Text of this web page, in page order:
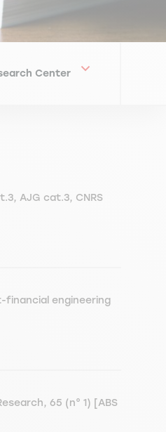
AJG cat.3, CNRS
financial engineering
65 (n° 1) [ABS